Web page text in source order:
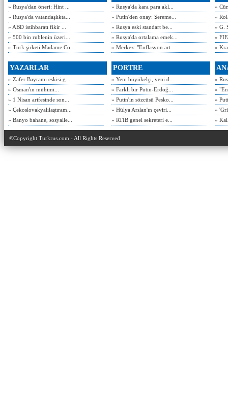
» Rusya'dan öneri: Hint ...
» Rusya'da vatandaşlıkta...
» ABD istihbaratı fikir ...
» 500 bin rublenin üzeri...
» Türk şirketi Madame Co...
» Rusya'da kara para akl...
» Putin'den onay: Şereme...
» Rusya eski standart be...
» Rusya'da ortalama emek...
» Merkez: "Enflasyon art...
»
»
» G.
»
»
YAZARLAR
» Zafer Bayramı eskisi g...
» Osman'ın mühimi...
» 1 Nisan arifesinde son...
» Çekoslovakyalılaştıram...
» Banyo bahane, sosyalle...
PORTRE
» Yeni büyükelçi, yeni d...
» Farklı bir Putin-Erdoğ...
» Putin'in sözcüsü Pesko...
» Hülya Arslan'ın çeviri...
» RTİB genel sekreteri e...
»
»
»
»
»
©Copyright Turkrus.com - All Rights Reserved